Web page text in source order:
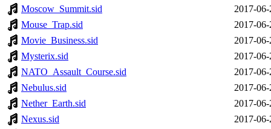
Moscow_Summit.sid
2017-
Mouse_Trap.sid
2017-
Movie_Business.sid
2017-
Mysterix.sid
2017-
NATO_Assault_Course.sid
2017-
Nebulus.sid
2017-
Nether_Earth.sid
2017-
Nexus.sid
2017-